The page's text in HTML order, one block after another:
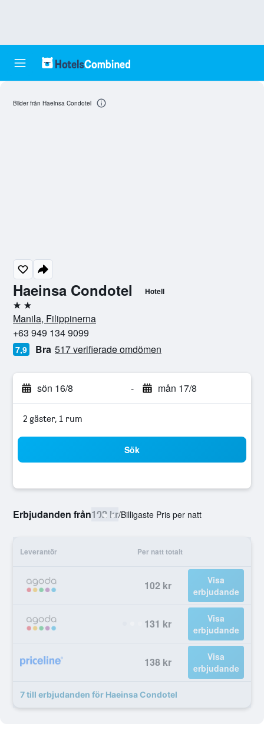
Haeinsa Condotel Hotell
2 stjärnor
Manila, Filippinerna
+63 949 134 9099
7,9 Bra 517 verifierade omdömen
sön 16/8 - mån 17/8
2 gäster, 1 rum
Sök
Erbjudanden från102 kr/Billigaste Pris per natt
Leverantör Per natt totalt
102 kr
Visa
erbjudande
131 kr
Visa
erbjudande
138 kr
Visa
erbjudande
7 till erbjudanden för Haeinsa Condotel
Bilder från Haeinsa Condotel